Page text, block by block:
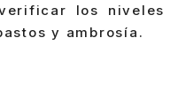
los niveles
y ambrosía.